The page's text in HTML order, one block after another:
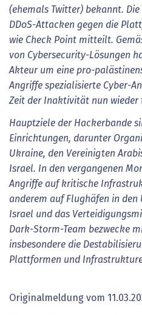
(ehemals Twitter) bekannt.
DDoS-Attacken gegen die
wie Check Point mitteilt.
von Cybersecurity-Lösungen
Akteur um eine pro-
Angriffe spezialisierte Cyber-
Zeit der Inaktivität nun wieder
Hauptziele der Hackerbande
Einrichtungen, darunter
Ukraine, den Vereinigten
Israel. In den vergangenen
Angriffe auf kritische
anderem auf Flughäfen in den
Israel und das
Dark-Storm-Team bezwecke
insbesondere die
Plattformen und
Originalmeldung vom